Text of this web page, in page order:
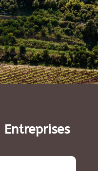
Entreprises